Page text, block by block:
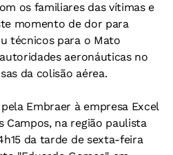
os familiares das vítimas e
momento de dor para
técnicos para o Mato
aeronáuticas no
da colisão aérea.
Embraer à empresa Excel
Campos, na região paulista
da tarde de sexta-feira